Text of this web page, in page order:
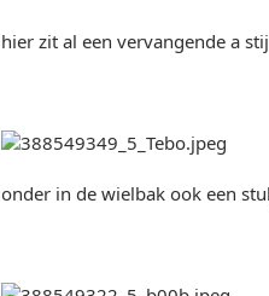
hier zit al een vervangende a
onder in de wielbak ook een